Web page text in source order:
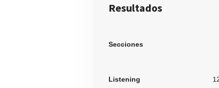
Resultados
Secciones
Listening